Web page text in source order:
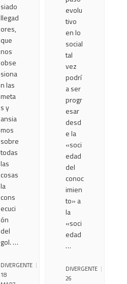
siado
llegad
ores,
que
nos
obse
siona
n las
meta
s y
ansia
mos
sobre
todas
las
cosas
la
cons
ecuci
ón
del
gol. …
DIVERGENTE
18
evolu
tivo
en lo
social
tal
vez
podrí
a ser
progr
esar
desd
e la
«soci
edad
del
conoc
imien
to» a
la
«soci
edad
…
DIVERGENTE
26